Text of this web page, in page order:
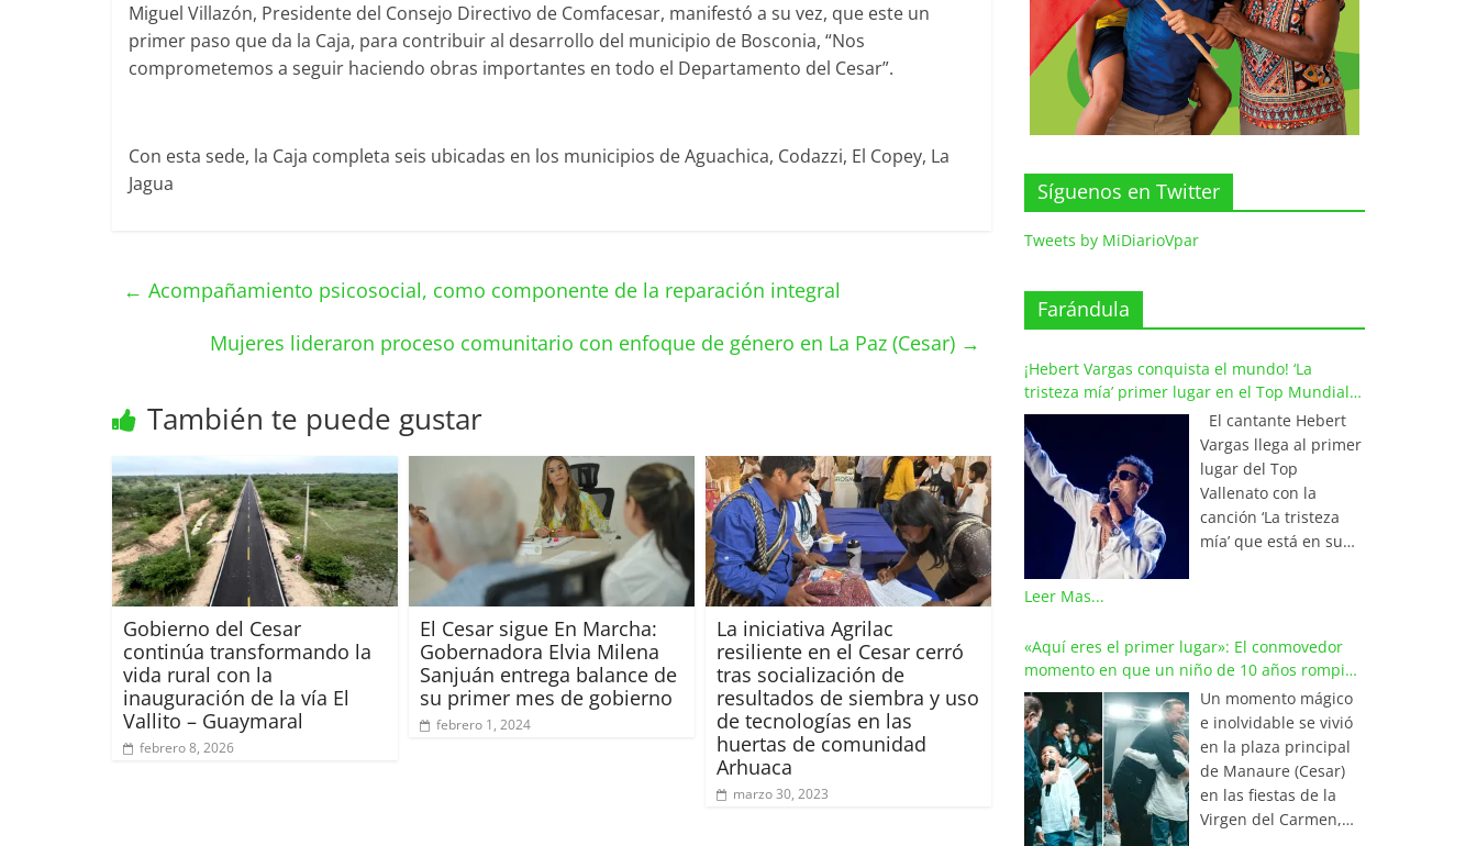
Miguel Villazón, Presidente del Consejo Directivo de Comfacesar, manifestó a su vez, que este un
primer paso que da la Caja, para contribuir al desarrollo del municipio de Bosconia, “Nos
comprometemos a seguir haciendo obras importantes en todo el Departamento del Cesar”.
Con esta sede, la Caja completa seis ubicadas en los municipios de Aguachica, Codazzi, El Copey, La
Jagua
← Acompañamiento psicosocial, como componente de la reparación integral
Mujeres lideraron proceso comunitario con enfoque de género en La Paz (Cesar) →
También te puede gustar
Gobierno del Cesar
continúa transformando la
vida rural con la
inauguración de la vía El
Vallito – Guaymaral
febrero 8, 2026
El Cesar sigue En Marcha:
Gobernadora Elvia Milena
Sanjuán entrega balance de
su primer mes de gobierno
febrero 1, 2024
La iniciativa Agrilac
resiliente en el Cesar cerró
tras socialización de
resultados de siembra y uso
de tecnologías en las
huertas de comunidad
Arhuaca
marzo 30, 2023
Síguenos en Twitter
Tweets by MiDiarioVpar
Farándula
¡Hebert Vargas conquista el mundo! ‘La
tristeza mía’ primer lugar en el Top Mundial
del Vallenato
El cantante Hebert
Vargas llega al primer
lugar del Top
Vallenato con la
canción ‘La tristeza
mía’ que está en su
de los listados
musicales en
Colombia y países de
América y Europa.
Esta emotiva
composición del
maestro Wilfran
Castillo se posicionó
en el primer lugar de
Leer Mas...
«Aquí eres el primer lugar»: El conmovedor
momento en que un niño de 10 años rompió
en llanto al cantar con Iván Villazón
Un momento mágico
e inolvidable se vivió
en la plaza principal
de Manaure (Cesar)
en las fiestas de la
Virgen del Carmen,